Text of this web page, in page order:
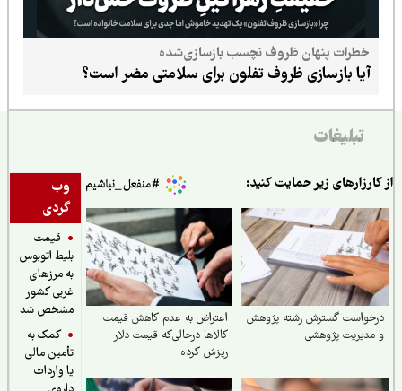
خطرات پنهان ظروف نچسب بازسازی‌شده
آیا بازسازی ظروف تفلون برای سلامتی مضر است؟
تبلیغات
وب
گردی
قیمت
بلیط اتوبوس
به مرزهای
غربی کشور
مشخص شد
کمک به
تأمین مالی
یا واردات
زیر حمایت کنید:
گسترش رشته پژوهش
پژوهشی
اعتراض به عدم کاهش‌ قیمت
کالاها درحالی‌که قیمت دلار
ریزش کرده